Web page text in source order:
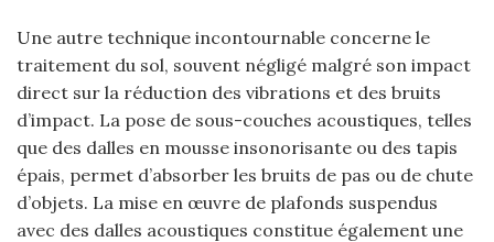
Une autre technique incontournable concerne le
traitement du sol, souvent négligé malgré son impact
direct sur la réduction des vibrations et des bruits
d’impact. La pose de sous-couches acoustiques, telles
que des dalles en mousse insonorisante ou des tapis
épais, permet d’absorber les bruits de pas ou de chute
d’objets. La mise en œuvre de plafonds suspendus
avec des dalles acoustiques constitue également une